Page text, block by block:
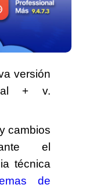
versión
+v.
cambios
el
técnica
de